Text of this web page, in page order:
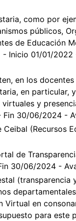
como por
públicos,
de Educación
- Inicio 01/01/
en los
en particular,
y
Fin 30/06/2024 -
(Recursos
de
30/06/2024 -
(transparencia
Virtual en
para este